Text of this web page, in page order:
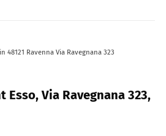
48121 Ravenna Via Ravegnana 323
Esso, Via Ravegnana 323,